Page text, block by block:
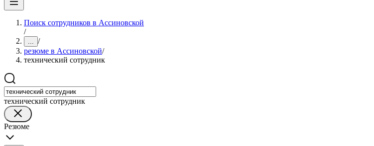
Поиск сотрудников в Ассиновской
/
... /
резюме в Ассиновской/
технический сотрудник
технический сотрудник
Резюме